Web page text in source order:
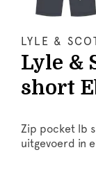
LYLE &
Lyle &
short
Zip pocket lb
uitgevoerd in